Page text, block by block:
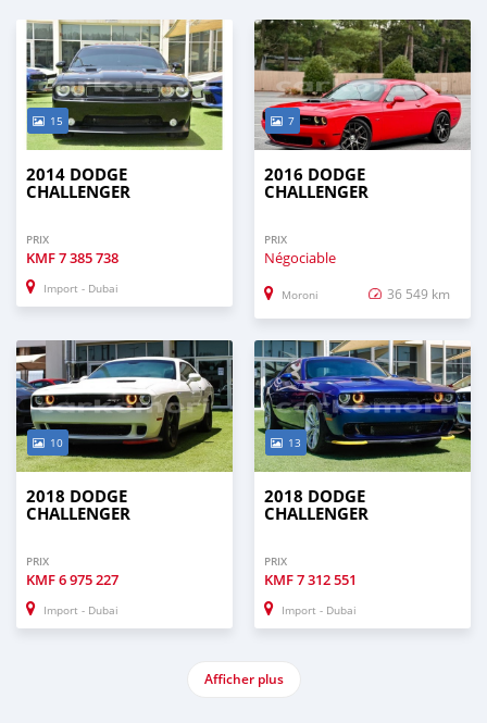
15
2014 DODGE
CHALLENGER
PRIX
KMF7 385 738
Import - Dubai
7
2016 DODGE
CHALLENGER
PRIX
Négociable
Moroni 36 549 km
10
2018 DODGE
CHALLENGER
PRIX
KMF6 975 227
Import - Dubai
13
2018 DODGE
CHALLENGER
PRIX
KMF7 312 551
Import - Dubai
Afficher plus